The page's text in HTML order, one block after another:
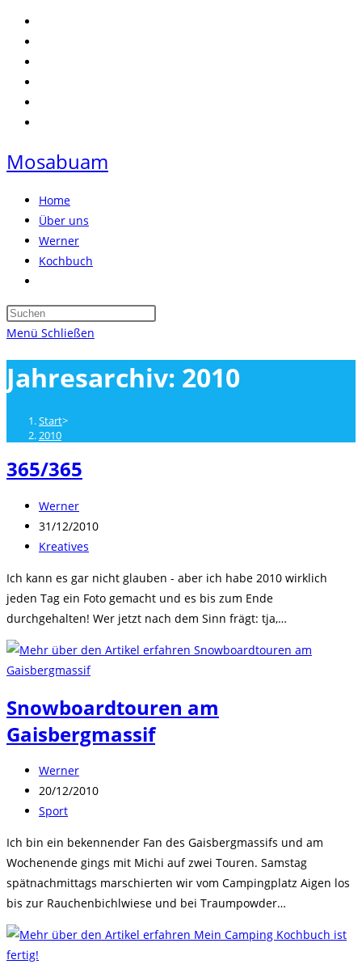
Zum
Inhalt
springen
Mosabuam
Home
Über uns
Werner
Kochbuch
umschalten
Press
close
the
Menü Schließen
Jahresarchiv: 2010
Start>
2010
365/365
Beitrags-
Autor:
Werner
Beitrag
veröffentlicht:
31/12/2010
Beitrags-
Kreatives
Ich kann es gar nicht glauben - aber ich habe 2010 wirklich
jeden Tag ein Foto gemacht und es bis zum Ende
durchgehalten! Wer jetzt nach dem Sinn frägt: tja,…
Snowboardtouren am
Gaisbergmassif
Beitrags-
Autor:
Werner
Beitrag
veröffentlicht:
20/12/2010
Beitrags-
Sport
Ich bin ein bekennender Fan des Gaisbergmassifs und am
Wochenende gings mit Michi auf zwei Touren. Samstag
spätnachmittags marschierten wir vom Campingplatz Aigen los
bis zur Rauchenbichlwiese und bei Traumpowder…